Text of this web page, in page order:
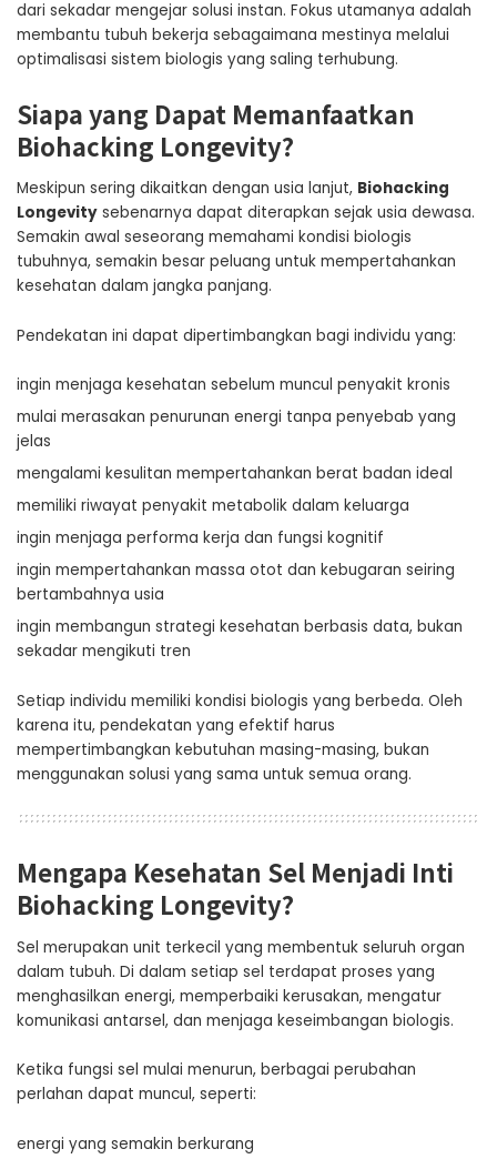
dari sekadar mengejar solusi instan. Fokus utamanya adalah
membantu tubuh bekerja sebagaimana mestinya melalui
optimalisasi sistem biologis yang saling terhubung.
Siapa yang Dapat Memanfaatkan
Biohacking Longevity?
Meskipun sering dikaitkan dengan usia lanjut, Biohacking
Longevity sebenarnya dapat diterapkan sejak usia dewasa.
Semakin awal seseorang memahami kondisi biologis
tubuhnya, semakin besar peluang untuk mempertahankan
kesehatan dalam jangka panjang.
Pendekatan ini dapat dipertimbangkan bagi individu yang:
ingin menjaga kesehatan sebelum muncul penyakit kronis
mulai merasakan penurunan energi tanpa penyebab yang
jelas
mengalami kesulitan mempertahankan berat badan ideal
memiliki riwayat penyakit metabolik dalam keluarga
ingin menjaga performa kerja dan fungsi kognitif
ingin mempertahankan massa otot dan kebugaran seiring
bertambahnya usia
ingin membangun strategi kesehatan berbasis data, bukan
sekadar mengikuti tren
Setiap individu memiliki kondisi biologis yang berbeda. Oleh
karena itu, pendekatan yang efektif harus
mempertimbangkan kebutuhan masing-masing, bukan
menggunakan solusi yang sama untuk semua orang.
Mengapa Kesehatan Sel Menjadi Inti
Biohacking Longevity?
Sel merupakan unit terkecil yang membentuk seluruh organ
dalam tubuh. Di dalam setiap sel terdapat proses yang
menghasilkan energi, memperbaiki kerusakan, mengatur
komunikasi antarsel, dan menjaga keseimbangan biologis.
Ketika fungsi sel mulai menurun, berbagai perubahan
perlahan dapat muncul, seperti:
energi yang semakin berkurang